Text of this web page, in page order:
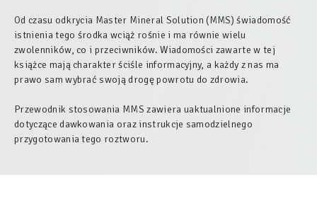
Od czasu odkrycia Master Mineral Solution (MMS) świadomość
istnienia tego środka wciąż rośnie i ma równie wielu
zwolenników, co i przeciwników. Wiadomości zawarte w tej
książce mają charakter ściśle informacyjny, a każdy z nas ma
prawo sam wybrać swoją drogę powrotu do zdrowia.
Przewodnik stosowania MMS zawiera uaktualnione informacje
dotyczące dawkowania oraz instrukcje samodzielnego
przygotowania tego roztworu.